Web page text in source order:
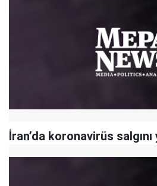
İran’da koronavirüs